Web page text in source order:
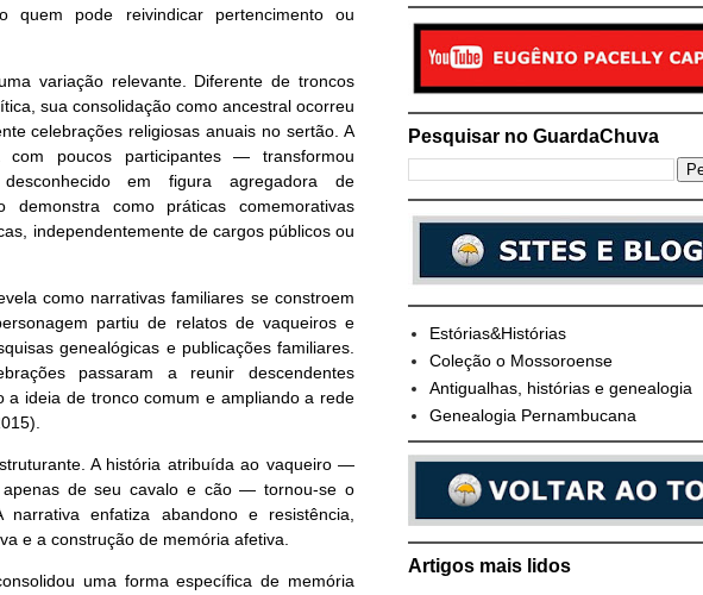
quem pode reivindicar pertencimento ou
variação relevante. Diferente de troncos
sua consolidação como ancestral ocorreu
celebrações religiosas anuais no sertão. A
poucos participantes — transformou
em figura agregadora de
demonstra como práticas comemorativas
independentemente de cargos públicos ou
como narrativas familiares se constroem
partiu de relatos de vaqueiros e
genealógicas e publicações familiares.
passaram a reunir descendentes
a ideia de tronco comum e ampliando a rede
A história atribuída ao vaqueiro —
apenas de seu cavalo e cão — tornou-se o
enfatiza abandono e resistência,
e a construção de memória afetiva.
uma forma específica de memória
Pesquisar no GuardaChuva
Estórias&Histórias
Coleção o Mossoroense
Antigualhas, histórias e genealogia
Genealogia Pernambucana
Artigos mais lidos